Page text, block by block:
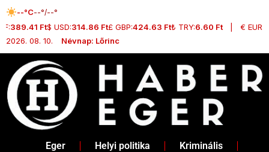
Skip
to
content
--°C--°/--°
389.41 Ft$ USD:314.86 Ft£ GBP:424.63 Ft₺ TRY:6.60 Ft| € EUR:
2026. 08. 10.
Névnap: Lőrinc
Eger Helyi politika Kriminális